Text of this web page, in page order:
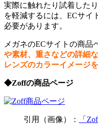
実際に触れたり試着した
を軽減するには、ECサイ
必要があります。
メガネのECサイトの商品
や素材、重さなどの詳細
レンズのカラーイメージ
◆Zoffの商品ページ
引用（画像）：
「